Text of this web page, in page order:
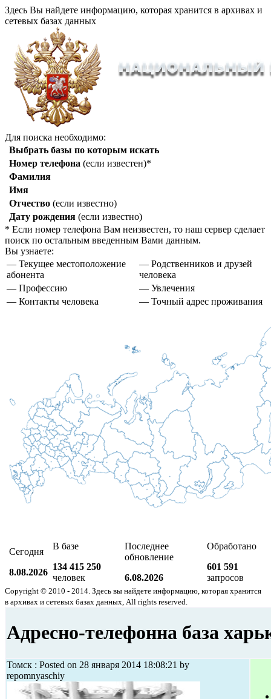
Здесь Вы найдете информацию, которая хранится в архивах и
сетевых базах данных
Для поиска необходимо:
Выбрать базы по которым искать
Номер телефона (если известен)*
Фамилия
Имя
Отчество (если известно)
Дату рождения (если известно)
* Если номер телефона Вам неизвестен, то наш сервер сделает
поиск по остальным введенным Вами данным.
Вы узнаете:
— Текущее местоположение
абонента
— Родственников и друзей
человека
— Профессию
— Увлечения
— Контакты человека
— Точный адрес проживания
Сегодня
8.08.2026
В базе
134 415 250
человек
Последнее
обновление
6.08.2026
Обработано
601 591
запросов
Copyright © 2010 - 2014. Здесь вы найдете информацию, которая хранится
в архивах и сетевых базах данных, All rights reserved.
Адресно-телефонна база
Томск : Posted on 28 января 2014 18:08:21 by
repomnyaschiy